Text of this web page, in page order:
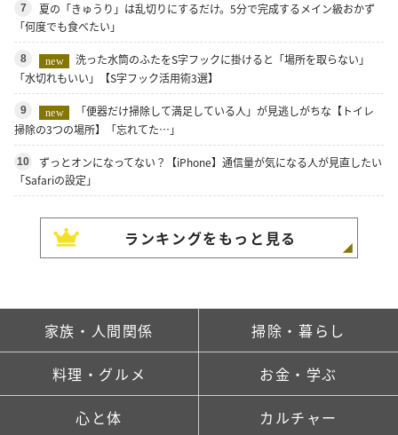
7
夏の「きゅうり」は乱切りにするだけ。5分で完成するメイン級おかず
「何度でも食べたい」
8 new
洗った水筒のふたをS字フックに掛けると「場所を取らない」
「水切れもいい」【S字フック活用術3選】
9 new
「便器だけ掃除して満足している人」が見逃しがちな【トイレ
掃除の3つの場所】「忘れてた…」
10
ずっとオンになってない？【iPhone】通信量が気になる人が見直したい
「Safariの設定」
ランキングをもっと見る
家族・人間関係 掃除・暮らし
料理・グルメ お金・学ぶ
心と体 カルチャー